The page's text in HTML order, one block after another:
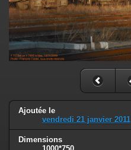
Ajoutée le
vendredi 21 janvier 2011
Dimensions